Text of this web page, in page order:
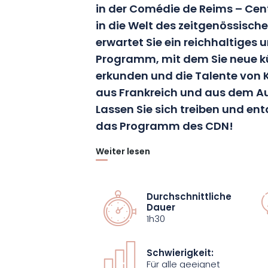
in der Comédie de Reims –
in die Welt des
erwartet Sie ein reichhaltiges
Programm, mit dem Sie neue
erkunden und die Talente von
aus Frankreich und aus dem
Lassen Sie sich treiben und
das Programm des CDN!
Die Einzigartigkeit der künstlerischen
emblematischen Ort der Kultur in
Leitung des CDN übernommen hat,
ein Programm zeitgenössischer
Kunst und Innovation miteinander
Weiter lesen
Durchschnittliche
Dauer
1h30
Schwierigkeit:
Für alle geeignet